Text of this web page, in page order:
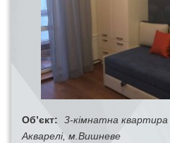
Об’єкт:
3-кімнатна квартира
Акварелі, м.Вишневе